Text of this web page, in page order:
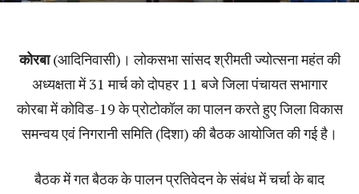
कोरबा(आदिनिवासी)। लोकसभा सांसद श्रीमती ज्योत्सना महंत की
अध्यक्षता में 31 मार्च को दोपहर 11 बजे जिला पंचायत सभागार
कोरबा में कोविड-19 के प्रोटोकॉल का पालन करते हुए जिला विकास
समन्वय एवं निगरानी समिति (दिशा) की बैठक आयोजित की गई है।
बैठक में गत बैठक के पालन प्रतिवेदन के संबंध में चर्चा के बाद